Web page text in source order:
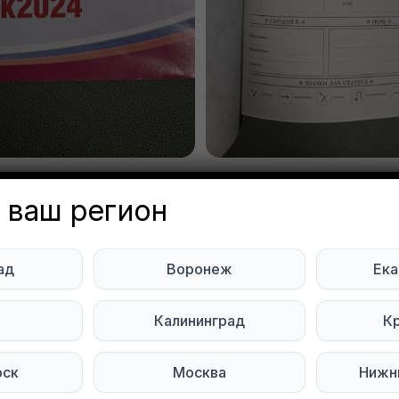
за помидоры.
Качалова)
Anischenko
Объявление
регион
Воронеж
Калининград
Москва